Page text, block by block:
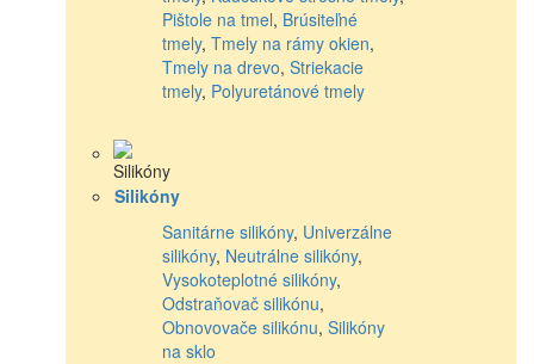
Pištole na tmel, Brúsiteľné
tmely, Tmely na rámy okien,
Tmely na drevo, Striekacie
tmely, Polyuretánové tmely
Silikóny
Sanitárne silikóny, Univerzálne
silikóny, Neutrálne silikóny,
Vysokoteplotné silikóny,
Odstraňovač silikónu,
Obnovovače silikónu, Silikóny
na sklo